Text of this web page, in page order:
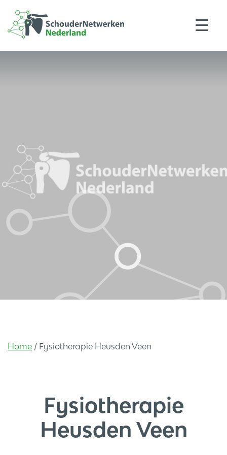
Home / Fysiotherapie Heusden Veen
Fysiotherapie
Heusden Veen